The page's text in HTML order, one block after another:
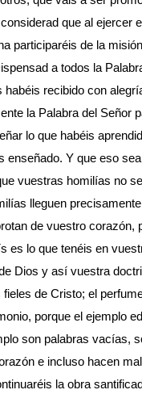
que al ejercer
participaréis de la
a todos la
recibido con
la Palabra del Señor
lo que habéis
enseñado. Y que eso
vuestras homilías no
lleguen
de vuestro corazón,
es lo que tenéis en
Dios y así vuestra
de Cristo; el
porque el ejemplo
son palabras vacías,
e incluso hacen
la obra